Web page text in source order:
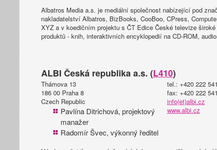
Albatros Media a.s. je mediální společnost nabízející pod
nakladatelství Albatros, BizBooks, CooBoo, CPress,
XYZ a v koedičním projektu s ČT Edice České televize
produktů - knih, interaktivních encyklopedií na CD-ROM,
ALBI Česká republika a.s. (L410)
Thámova 13
186 00 Praha 8
Czech Republic
Pavlína Ditrichová, projektový
manažer
Radomír Švec, výkonný ředitel
tel.: +420 222
fax: +420 222
info(et)albi.cz
www.albi.cz